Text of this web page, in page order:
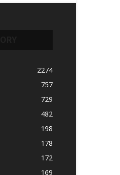
2274
757
729
482
198
178
172
169